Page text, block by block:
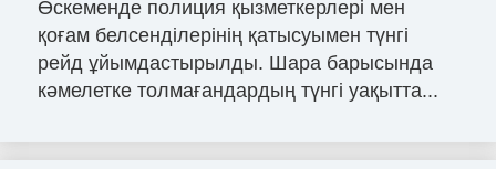
Өскеменде полиция қызметкерлері мен
қоғам белсенділерінің қатысуымен түнгі
рейд ұйымдастырылды. Шара барысында
кәмелетке толмағандардың түнгі уақытта...